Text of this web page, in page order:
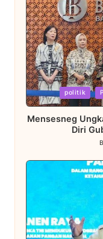
Posted
in
politik
Mensesneg
Diri